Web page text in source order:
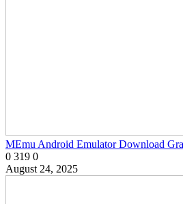
MEmu Android Emulator Download
0 319 0
August 24, 2025